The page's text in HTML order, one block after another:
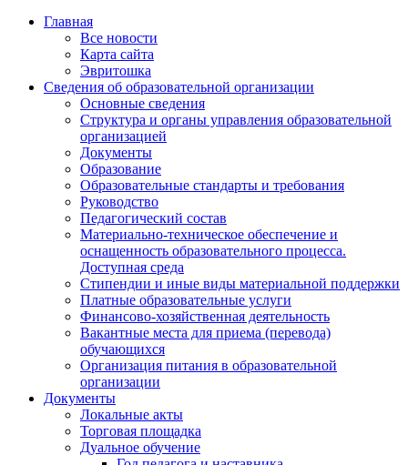
Главная
Все новости
Карта сайта
Эвритошка
Сведения об образовательной организации
Основные сведения
Структура и органы управления образовательной
организацией
Документы
Образование
Образовательные стандарты и требования
Руководство
Педагогический состав
Материально-техническое обеспечение и
оснащенность образовательного процесса.
Доступная среда
Стипендии и иные виды материальной поддержки
Платные образовательные услуги
Финансово-хозяйственная деятельность
Вакантные места для приема (перевода)
обучающихся
Организация питания в образовательной
организации
Документы
Локальные акты
Торговая площадка
Дуальное обучение